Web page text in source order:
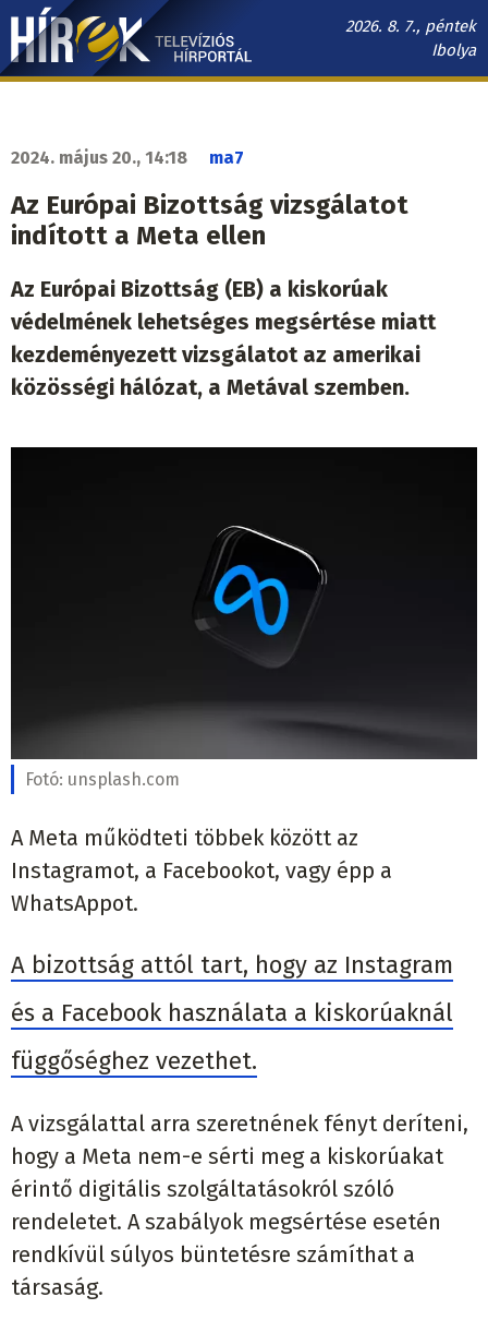
Ugrás
tartalomra
2026. 8. 7., péntek
Ibolya
Hírek.sk
navigáció
2024. május 20., 14:18 ma7
Az Európai Bizottság vizsgálatot
indított a Meta ellen
Az Európai Bizottság (EB) a kiskorúak
védelmének lehetséges megsértése miatt
kezdeményezett vizsgálatot az amerikai
közösségi hálózat, a Metával szemben.
Fotó: unsplash.com
A Meta működteti többek között az
Instagramot, a Facebookot, vagy épp a
WhatsAppot.
A bizottság attól tart, hogy az Instagram
és a Facebook használata a kiskorúaknál
függőséghez vezethet.
A vizsgálattal arra szeretnének fényt deríteni,
hogy a Meta nem-e sérti meg a kiskorúakat
érintő digitális szolgáltatásokról szóló
rendeletet. A szabályok megsértése esetén
rendkívül súlyos büntetésre számíthat a
társaság.